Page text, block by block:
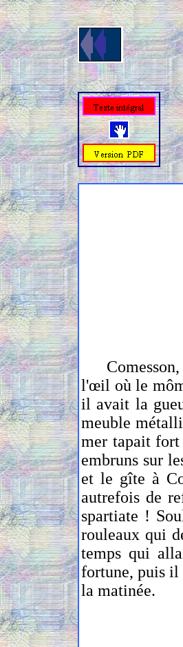
Comesson,
l'œil où le
il avait la
meuble
mer tapait fort
embruns sur
et le gîte à
autrefois de
spartiate !
rouleaux qui
temps qui
fortune, puis il
la matinée.